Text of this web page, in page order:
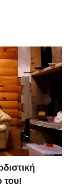
του!